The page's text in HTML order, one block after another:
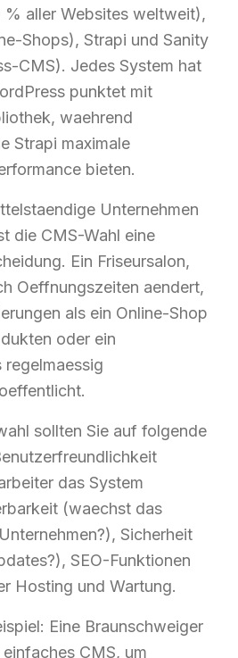
aller Websites weltweit),
Shops), Strapi und Sanity
CMS). Jedes System hat
punktet mit
waehrend
Strapi maximale
bieten.
Unternehmen
die CMS-Wahl eine
Ein Friseursalon,
Oeffnungszeiten aendert,
als ein Online-Shop
oder ein
regelmaessig
sollten Sie auf folgende
das System
(waechst das
Sicherheit
SEO-Funktionen
Hosting und Wartung.
Eine Braunschweiger
CMS, um